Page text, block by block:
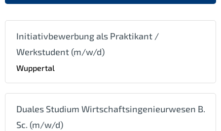
Initiativbewerbung als Praktikant /
Werkstudent (m/w/d)
Wuppertal
Duales Studium Wirtschaftsingenieurwesen B.
Sc. (m/w/d)